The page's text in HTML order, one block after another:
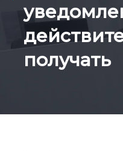
получать